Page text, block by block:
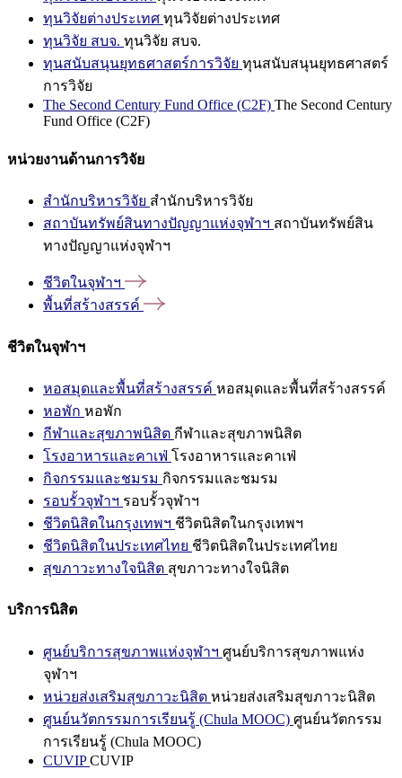
ทุนวิจัยต่างประเทศ ทุนวิจัยต่างประเทศ
ทุนวิจัย สบจ. ทุนวิจัย สบจ.
ทุนสนับสนุนยุทธศาสตร์การวิจัย ทุนสนับสนุนยุทธศาสตร์
การวิจัย
The Second Century Fund Office (C2F) The Second Century
Fund Office (C2F)
หน่วยงานด้านการวิจัย
สำนักบริหารวิจัย สำนักบริหารวิจัย
สถาบันทรัพย์สินทางปัญญาแห่งจุฬาฯ สถาบันทรัพย์สิน
ทางปัญญาแห่งจุฬาฯ
ชีวิตในจุฬาฯ
พื้นที่สร้างสรรค์
ชีวิตในจุฬาฯ
หอสมุดและพื้นที่สร้างสรรค์ หอสมุดและพื้นที่สร้างสรรค์
หอพัก หอพัก
กีฬาและสุขภาพนิสิต กีฬาและสุขภาพนิสิต
โรงอาหารและคาเฟ่ โรงอาหารและคาเฟ่
กิจกรรมและชมรม กิจกรรมและชมรม
รอบรั้วจุฬาฯ รอบรั้วจุฬาฯ
ชีวิตนิสิตในกรุงเทพฯ ชีวิตนิสิตในกรุงเทพฯ
ชีวิตนิสิตในประเทศไทย ชีวิตนิสิตในประเทศไทย
สุขภาวะทางใจนิสิต สุขภาวะทางใจนิสิต
บริการนิสิต
ศูนย์บริการสุขภาพแห่งจุฬาฯ ศูนย์บริการสุขภาพแห่ง
จุฬาฯ
หน่วยส่งเสริมสุขภาวะนิสิต หน่วยส่งเสริมสุขภาวะนิสิต
ศูนย์นวัตกรรมการเรียนรู้ (Chula MOOC) ศูนย์นวัตกรรม
การเรียนรู้ (Chula MOOC)
CUVIPCUVIP